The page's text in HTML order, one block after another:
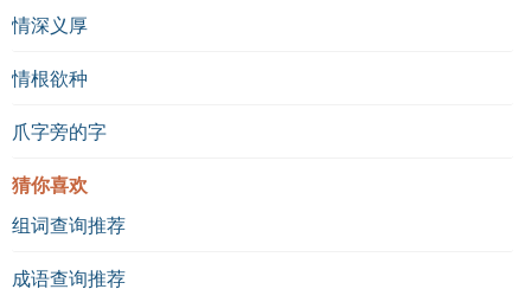
情深义厚
情根欲种
爪字旁的字
猜你喜欢
组词查询推荐
成语查询推荐